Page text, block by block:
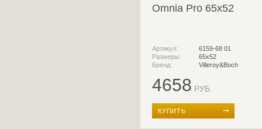
Omnia Pro 65x52
Артикул:
6159-68 01
Размеры:
65x52
Бренд:
Villeroy&Boch
4658 РУБ.
КУПИТЬ